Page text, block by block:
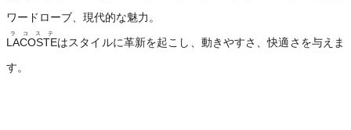
ワードローブ、現代的な魅力。
LACOSTE
ラコステ
はスタイルに革新を起こし、動きやすさ、快適さを与えま
す。